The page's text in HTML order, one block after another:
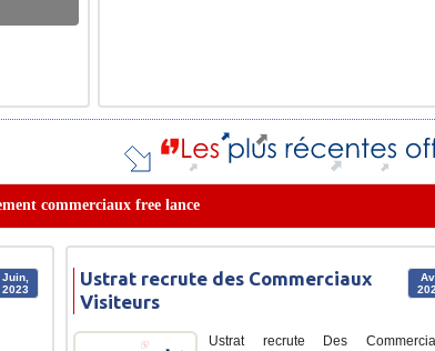
commerciaux free lance
Juin,
2023
Ustrat recrute des Commerciaux
Visiteurs
Ustrat recrute Des